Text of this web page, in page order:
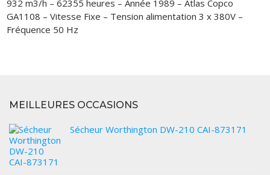
932 m3/h – 62355 heures – Année 1989 – Atlas Copco
GA1108 – Vitesse Fixe – Tension alimentation 3 x 380V –
Fréquence 50 Hz
MEILLEURES OCCASIONS
Sécheur Worthington DW-210 CAI-873171